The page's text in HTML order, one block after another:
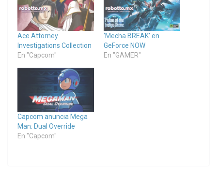
Ace Attorney
Investigations Collection
En "Capcom"
‘Mecha BREAK’ en
GeForce NOW
En "GAMER"
Capcom anuncia Mega
Man: Dual Override
En "Capcom"